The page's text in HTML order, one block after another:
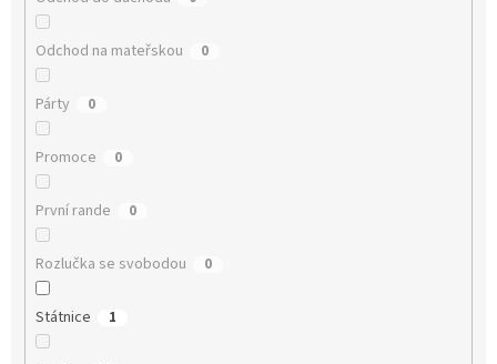
Odchod na mateřskou 0
Párty 0
Promoce 0
První rande 0
Rozlučka se svobodou 0
Státnice 1